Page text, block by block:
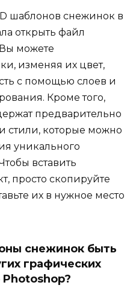
шаблонов снежинок в
открыть файл
можете
изменяя их цвет,
с помощью слоев и
Кроме того,
предварительно
стили, которые можно
уникального
вставить
просто скопируйте
их в нужное место
снежинок быть
графических